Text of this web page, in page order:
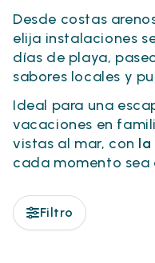
Desde costas
elija instalaciones
días de playa,
sabores locales y
Ideal para una
vacaciones en
vistas al mar, con la
cada momento sea
Filtro